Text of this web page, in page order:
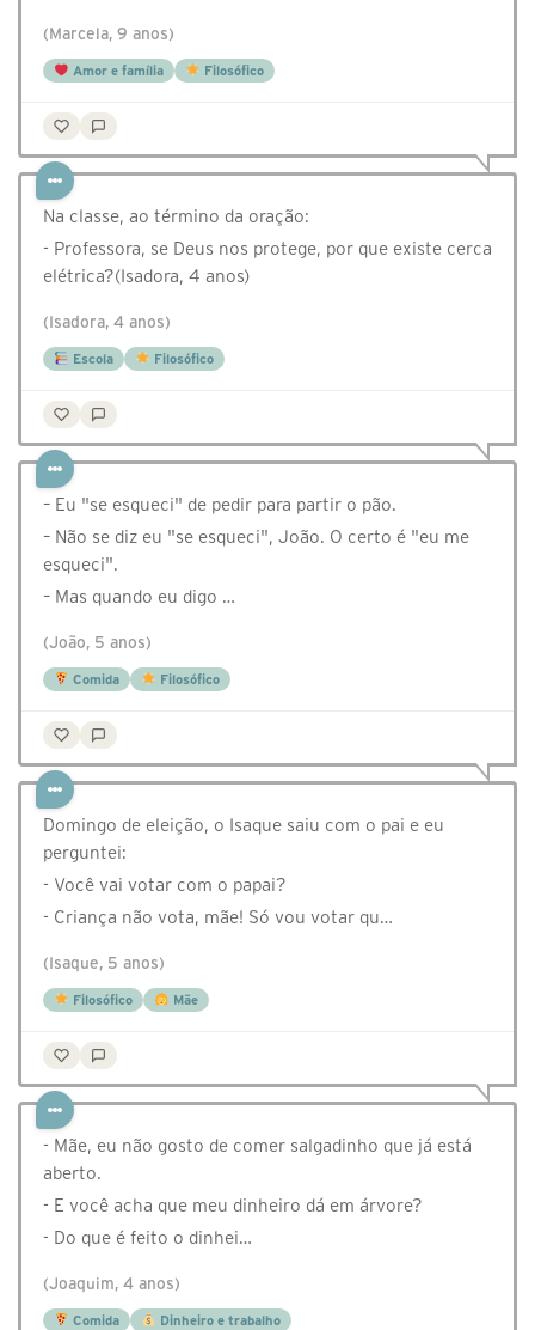
(Marcela, 9 anos)
Amor e família Filosófico
Na classe, ao término da oração:
- Professora, se Deus nos protege, por que existe cerca
elétrica?(Isadora, 4 anos)
(Isadora, 4 anos)
Escola Filosófico
– Eu "se esqueci" de pedir para partir o pão.
– Não se diz eu "se esqueci", João. O certo é "eu me
esqueci".
– Mas quando eu digo …
(João, 5 anos)
Comida Filosófico
Domingo de eleição, o Isaque saiu com o pai e eu
perguntei:
- Você vai votar com o papai?
- Criança não vota, mãe! Só vou votar qu…
(Isaque, 5 anos)
Filosófico Mãe
- Mãe, eu não gosto de comer salgadinho que já está
aberto.
- E você acha que meu dinheiro dá em árvore?
- Do que é feito o dinhei…
(Joaquim, 4 anos)
Comida Dinheiro e trabalho